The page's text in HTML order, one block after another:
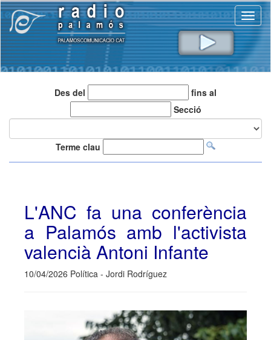
Des del
fins al
Secció
Terme clau
L'ANC fa una conferència
a Palamós amb l'activista
valencià Antoni Infante
10/04/2026 Política - Jordi Rodríguez